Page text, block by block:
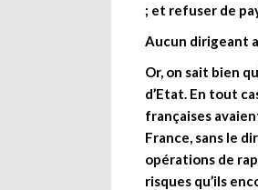
; et refuser de
Aucun dirigeant
Or, on sait bien
d’Etat. En tout
françaises
France, sans le
opérations de
risques qu’ils